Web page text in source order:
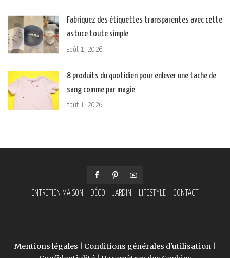
Fabriquez des étiquettes transparentes avec cette
astuce toute simple
août 1, 2026
8 produits du quotidien pour enlever une tache de
sang comme par magie
août 1, 2026
ENTRETIEN MAISON DÉCO JARDIN LIFESTYLE CONTACT
Mentions légales Conditions générales d'utilisation